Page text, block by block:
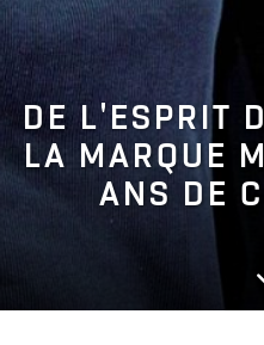
DE L'ESPRIT
LA MARQUE
ANS DE